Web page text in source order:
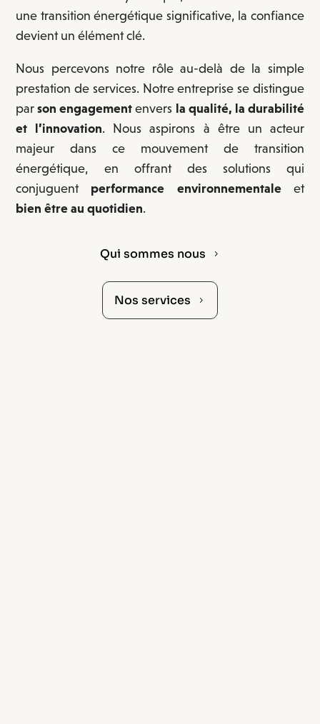
une transition énergétique significative, la confiance
devient un élément clé.
Nous percevons notre rôle au-delà de la simple
prestation de services. Notre entreprise se distingue
parson engagement envers la qualité, la durabilité
et l’innovation. Nous aspirons à être un acteur
majeur dans ce mouvement de transition
énergétique, en offrant des solutions qui
conjuguent performance environnementaleet
bien être au quotidien.
Qui sommes nous 5
Nos services 5